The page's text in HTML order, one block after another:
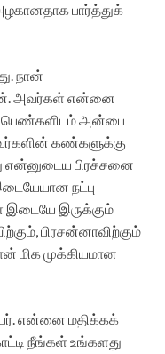
பார்த்துக்
நான்
அவர்கள் என்னை
பெண்களிடம் அன்பை
கண்களுக்கு
என்னுடைய பிரச்சனை
நட்பு
இடையே இருக்கும்
பிரசன்னாவிற்கும்
மிக முக்கியமான
என்னை மதிக்கக்
நீங்கள் உங்களது